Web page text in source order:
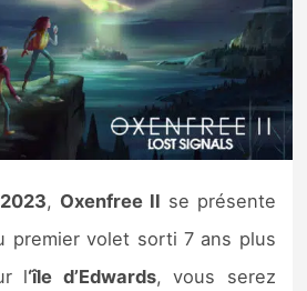
, Oxenfree II se présente
premier volet sorti 7 ans plus
l‘île d’Edwards, vous serez